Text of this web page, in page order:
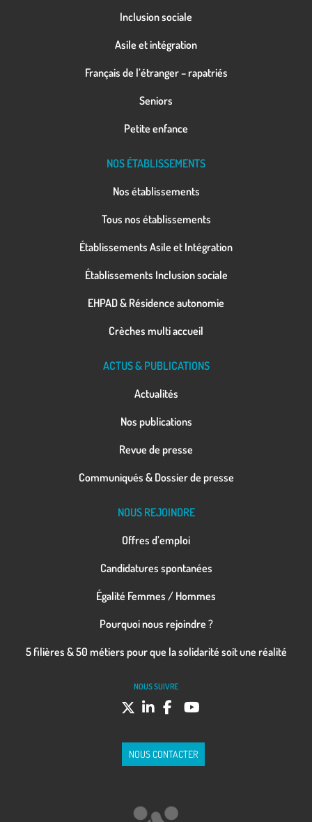
Inclusion sociale
Asile et intégration
Français de l’étranger – rapatriés
Seniors
Petite enfance
NOS ÉTABLISSEMENTS
Nos établissements
Tous nos établissements
Établissements Asile et Intégration
Établissements Inclusion sociale
EHPAD & Résidence autonomie
Crèches multi accueil
ACTUS & PUBLICATIONS
Actualités
Nos publications
Revue de presse
Communiqués & Dossier de presse
NOUS REJOINDRE
Offres d’emploi
Candidatures spontanées
Égalité Femmes / Hommes
Pourquoi nous rejoindre ?
5 filières & 50 métiers pour que la solidarité soit une réalité
NOUS SUIVRE
NOUS CONTACTER